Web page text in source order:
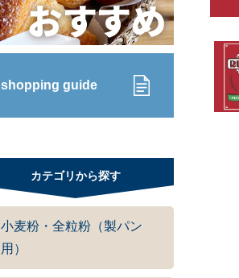
shopping guide
カテゴリから探す
小麦粉・全粒粉（製パン
用）